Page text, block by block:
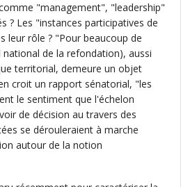
"management", "leadership"
? Les "instances participatives de
leur rôle ? "Pour beaucoup de
national de la refondation), aussi
territorial, demeure un objet
croit un rapport sénatorial, "les
le sentiment que l'échelon
de décision au travers des
se dérouleraient à marche
autour de la notion